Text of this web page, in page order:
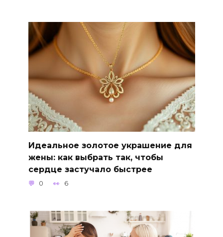
Идеальное золотое украшение для
жены: как выбрать так, чтобы
сердце застучало быстрее
0 6